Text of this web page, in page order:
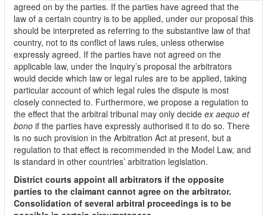
agreed on by the parties. If the parties have agreed that the
law of a certain country is to be applied, under our proposal this
should be interpreted as referring to the substantive law of that
country, not to its conflict of laws rules, unless otherwise
expressly agreed. If the parties have not agreed on the
applicable law, under the Inquiry’s proposal the arbitrators
would decide which law or legal rules are to be applied, taking
particular account of which legal rules the dispute is most
closely connected to. Furthermore, we propose a regulation to
the effect that the arbitral tribunal may only decide ex aequo et
bono if the parties have expressly authorised it to do so. There
is no such provision in the Arbitration Act at present, but a
regulation to that effect is recommended in the Model Law, and
is standard in other countries’ arbitration legislation.
District courts appoint all arbitrators if the opposite
parties to the claimant cannot agree on the arbitrator.
Consolidation of several arbitral proceedings is to be